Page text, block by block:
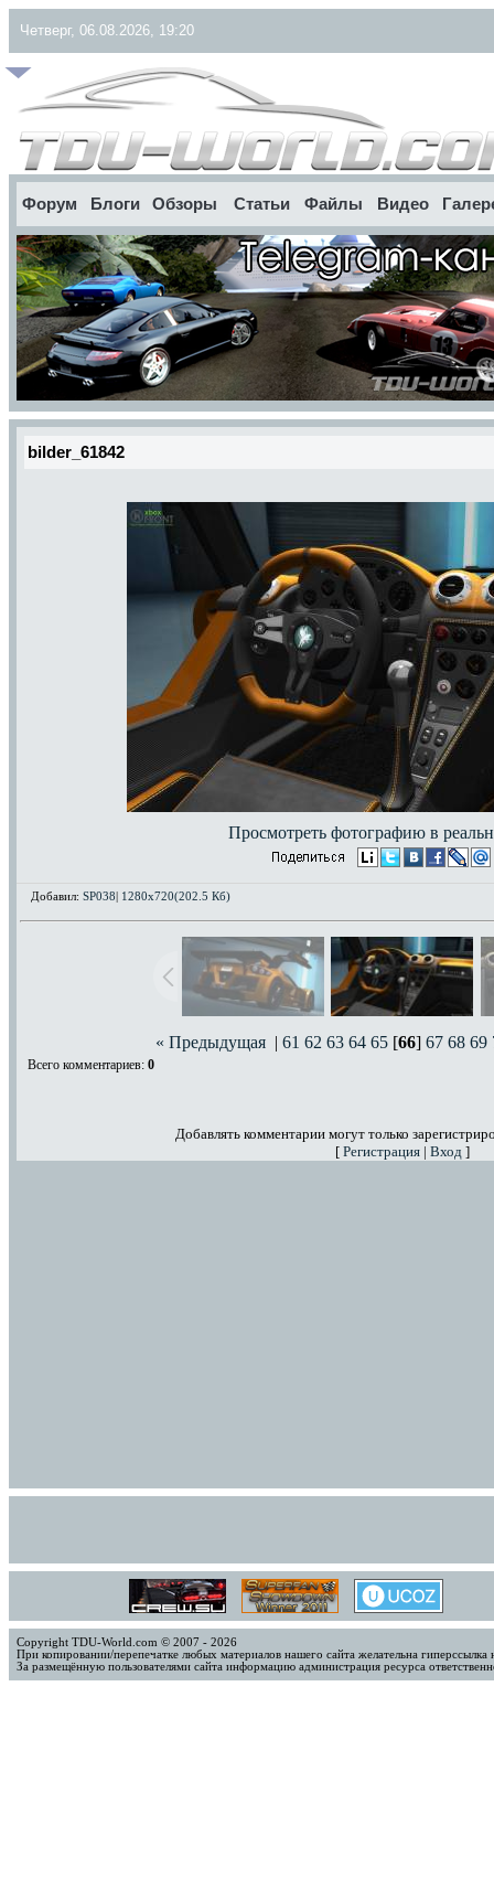
Четверг, 06.08.2026, 19:20
Форум Блоги Обзоры Статьи Файлы Видео
bilder_61842
Просмотреть фотографию в
Добавил: SP038| 1280x720(202.5 Кб)
« Предыдущая | 61 62 63 64 65 [66] 67 68 69
Всего комментариев: 0
Добавлять комментарии могут только
[ Регистрация | Вход ]
Copyright TDU-World.com © 2007 - 2026
При копировании/перепечатке любых материалов нашего сайта желательна
За размещённую пользователями сайта информацию администрация ресурса